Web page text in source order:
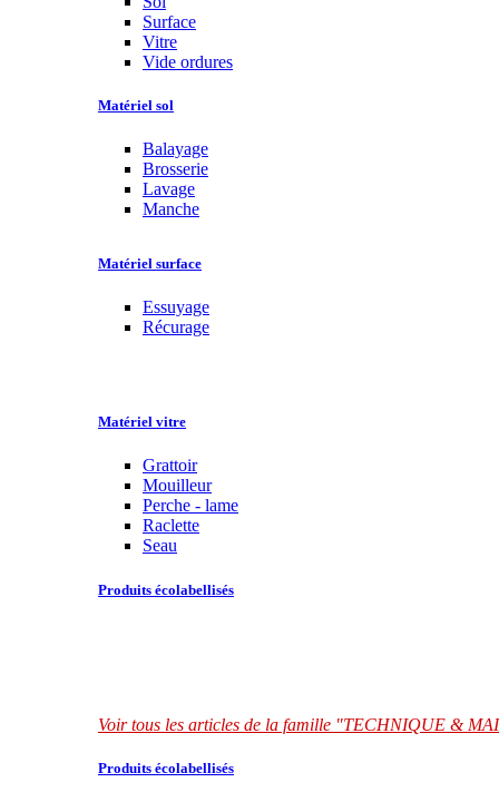
Surface
Vitre
Vide ordures
Matériel sol
Balayage
Brosserie
Lavage
Manche
Matériel surface
Essuyage
Récurage
Matériel vitre
Grattoir
Mouilleur
Perche - lame
Raclette
Seau
Produits écolabellisés
Voir tous les articles de la famille "TECHNIQUE &
Produits écolabellisés